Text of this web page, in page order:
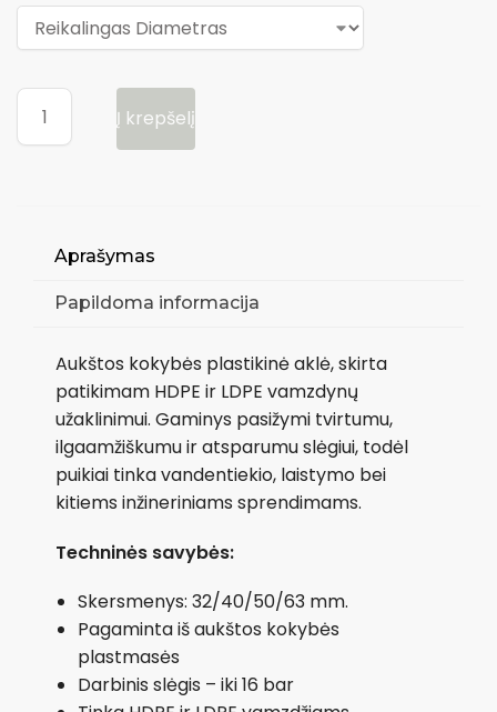
Į krepšelį
Aprašymas
Papildoma informacija
Aukštos kokybės plastikinė aklė, skirta
patikimam HDPE ir LDPE vamzdynų
užaklinimui. Gaminys pasižymi tvirtumu,
ilgaamžiškumu ir atsparumu slėgiui, todėl
puikiai tinka vandentiekio, laistymo bei
kitiems inžineriniams sprendimams.
Techninės savybės:
Skersmenys: 32/40/50/63 mm.
Pagaminta iš aukštos kokybės
plastmasės
Darbinis slėgis – iki 16 bar